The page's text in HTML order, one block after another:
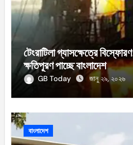
টেংরাটিলা গ্যাসক্ষেত্রে
ক্ষতিপূরণ পাচ্ছে বাংলাদেশ
GB Today জানু ২৯, ২০২৬
বাংলাদেশ